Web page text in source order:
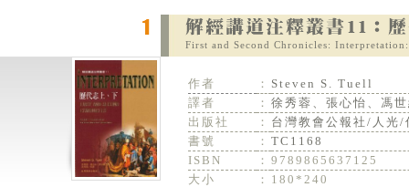
First and Second Chronicles:
作者 ： Steven S. Tuell
譯者
： 徐秀蓉、張心怡、馮
出版社
： 台灣教會公報社/人光/
書號
： TC1168
ISBN
： 9789865637125
大小
： 180*240